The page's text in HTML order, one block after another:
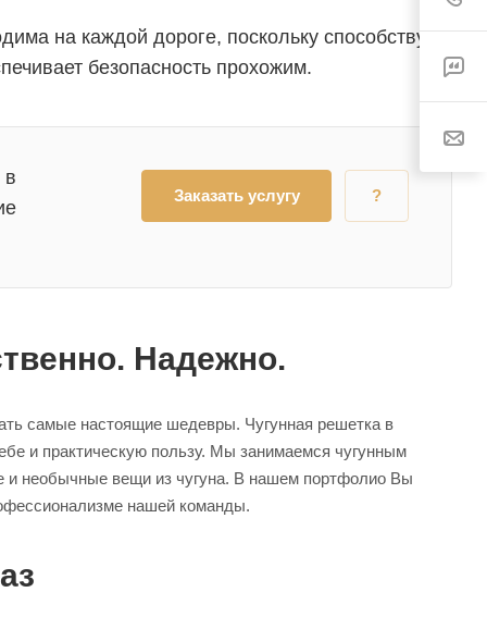
на каждой дороге, поскольку способствует
безопасность прохожим.
в
Заказать услугу ?
Надежно.
самые настоящие шедевры. Чугунная решетка в
и практическую пользу. Мы занимаемся чугунным
и необычные вещи из чугуна. В нашем портфолио Вы
нашей команды.